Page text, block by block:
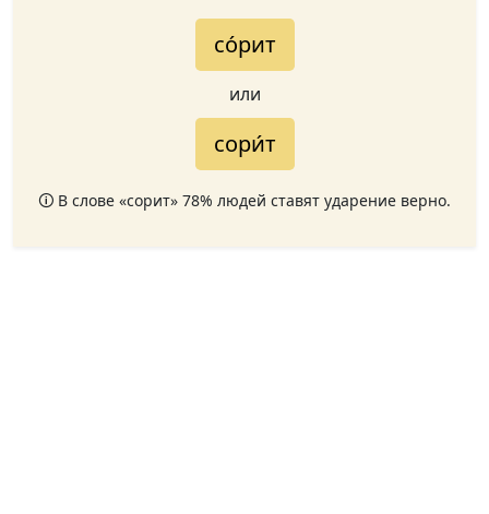
со́рит
или
сори́т
🛈 В слове «сорит» 78% людей ставят ударение верно.